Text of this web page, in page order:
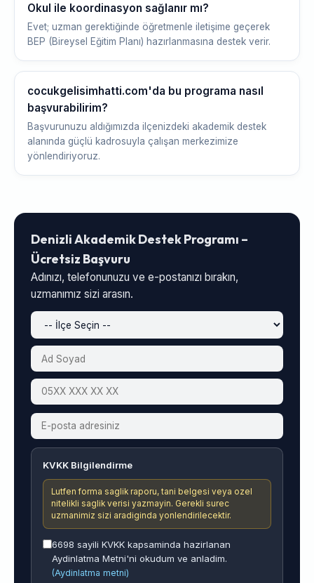
Okul ile koordinasyon sağlanır mı?
Evet; uzman gerektiğinde öğretmenle iletişime geçerek
BEP (Bireysel Eğitim Planı) hazırlanmasına destek verir.
cocukgelisimhatti.com'da bu programa nasıl
başvurabilirim?
Başvurunuzu aldığımızda ilçenizdeki akademik destek
alanında güçlü kadrosuyla çalışan merkezimize
yönlendiriyoruz.
Denizli Akademik Destek Programı –
Ücretsiz Başvuru
Adınızı, telefonunuzu ve e-postanızı bırakın,
uzmanımız sizi arasın.
KVKK Bilgilendirme
Lutfen forma saglik raporu, tani belgesi veya ozel
nitelikli saglik verisi yazmayin. Gerekli surec
uzmanimiz sizi aradiginda yonlendirilecektir.
6698 sayili KVKK kapsaminda hazirlanan
Aydinlatma Metni'ni okudum ve anladim.
(Aydinlatma metni)